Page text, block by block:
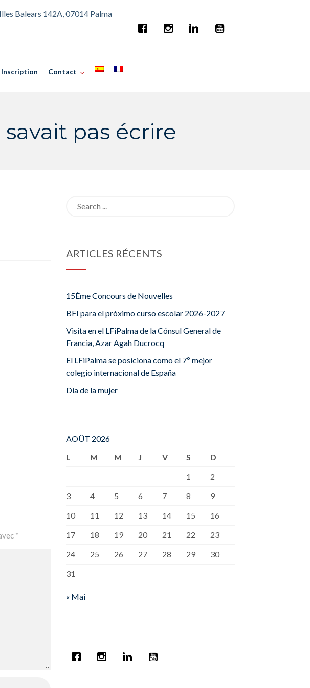
Balears 142A, 07014 Palma
Inscription Contact
pas écrire
*
ARTICLES RÉCENTS
15Ème Concours de Nouvelles
BFI para el próximo curso escolar 2026-2027
Visita en el LFiPalma de la Cónsul General de
Francia, Azar Agah Ducrocq
El LFiPalma se posiciona como el 7º mejor
colegio internacional de España
Día de la mujer
AOÛT 2026
L
M M J V S
D
1
2
3
4 5 6 7 8
9
10
11 12 13 14 15
16
17
18 19 20 21 22
23
24
25 26 27 28 29
30
31
« Mai